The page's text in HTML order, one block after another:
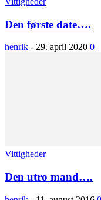
Den første date….
henrik - 29. april 2020 0
Vittigheder
Den utro mand….